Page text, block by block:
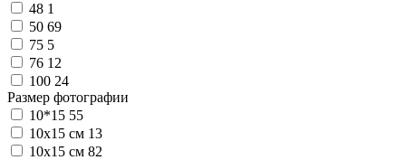
48 1
50 69
75 5
76 12
100 24
Размер фотографии
10*15 55
10x15 см 13
10х15 см 82